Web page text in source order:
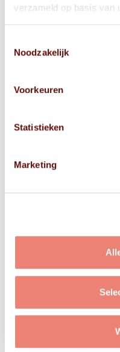
verzameld op basis van
Noodzakelijk
Voorkeuren
Statistieken
Marketing